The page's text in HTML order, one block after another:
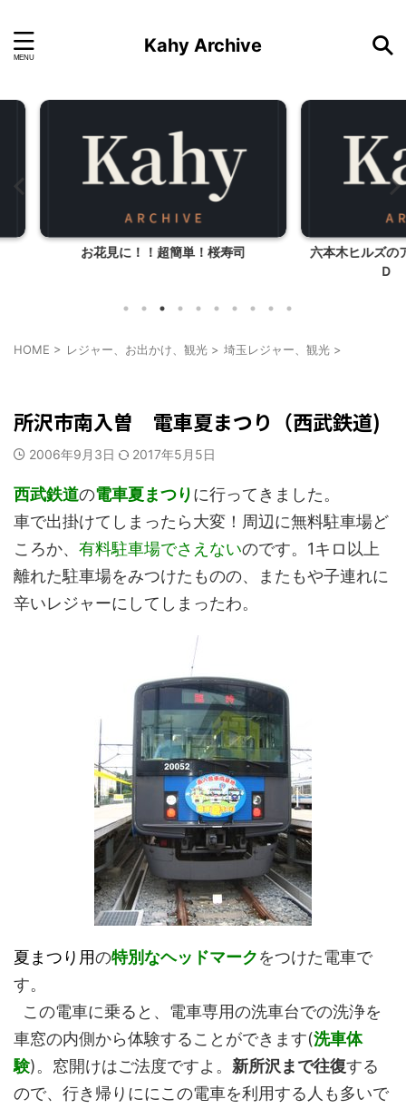
Kahy Archive
六本木ヒルズのアイスショップ ＣＯＬ
アリ
HOME > レジャー、お出かけ、観光 > 埼玉レジャー、観光 >
所沢市南入曽 電車夏まつり（西武鉄道)
2006年9月3日 2017年5月5日
西武鉄道の電車夏まつりに行ってきました。
車で出掛けてしまったら大変！周辺に無料駐車場ど
ころか、 有料駐車場でさえないのです。1キロ以上
離れた駐車場をみつけたものの、またもや子連れに
辛いレジャーにしてしまったわ。
夏まつり用の特別なヘッドマークをつけた電車で
す。
この電車に乗ると、電車専用の洗車台での洗浄を
車窓の内側から体験することができます(洗車体
験)。窓開けはご法度ですよ。 新所沢まで往復する
ので、行き帰りににこの電車を利用する人も多いで